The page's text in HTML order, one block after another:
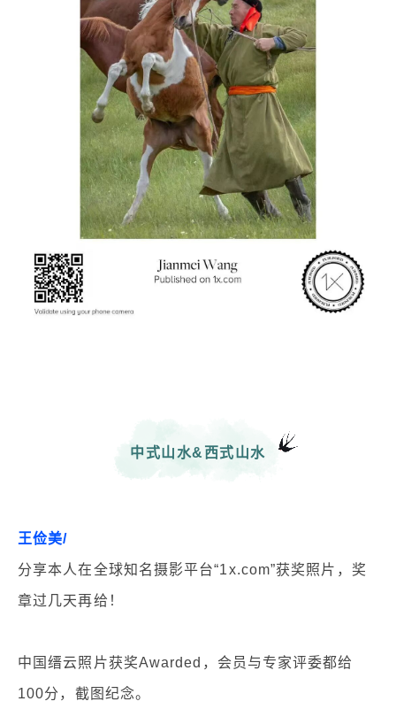
中式山水&西式山水
王俭美/
分享本人在全球知名摄影平台“1x.com”获奖照片，奖
章过几天再给！
中国缙云照片获奖Awarded，会员与专家评委都给
100分，截图纪念。